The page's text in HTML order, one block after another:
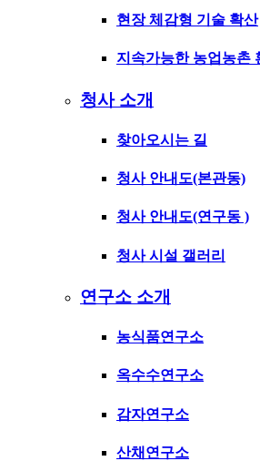
현장 체감형 기술 확산
지속가능한 농업농촌
청사 소개
찾아오시는 길
청사 안내도(본관동)
청사 안내도(연구동 )
청사 시설 갤러리
연구소 소개
농식품연구소
옥수수연구소
감자연구소
산채연구소